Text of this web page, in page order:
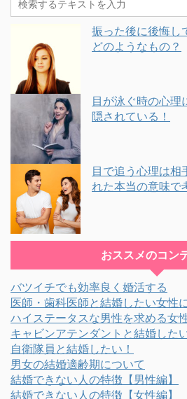
振った後に後悔し
どのようなもの？
目が泳ぐ時の心理
隠されている！
目で追う心理は相
れた本当の意味で
おススメのコン
バツイチでも効率良く婚活する
医師・歯科医師と結婚したい女性
ハイステータスな男性を求める女
キャビンアテンダントと結婚した
自衛隊員と結婚したい！
男女の結婚適齢期について
結婚できない人の特徴【男性編】
結婚できない人の特徴【女性編】